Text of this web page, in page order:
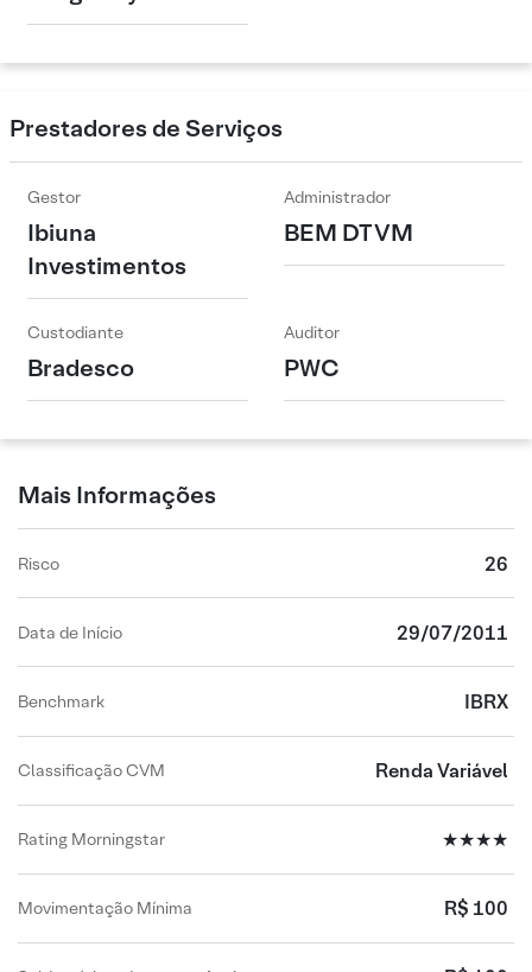
Prestadores de Serviços
Gestor
Ibiuna
Investimentos
Administrador
BEM DTVM
Custodiante
Bradesco
Auditor
PWC
Mais Informações
Risco 26
Data de Início 29/07/2011
Benchmark IBRX
Classificação CVM Renda Variável
Rating Morningstar ★★★★
Movimentação Mínima R$ 100